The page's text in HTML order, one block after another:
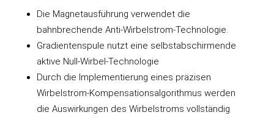
Die Magnetausführung verwendet die
bahnbrechende Anti-Wirbelstrom-Technologie.
Gradientenspule nutzt eine selbstabschirmende
aktive Null-Wirbel-Technologie
Durch die Implementierung eines präzisen
Wirbelstrom-Kompensationsalgorithmus werden
die Auswirkungen des Wirbelstroms vollständig